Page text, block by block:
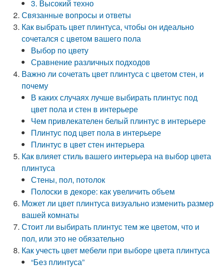
3. Высокий техно
Связанные вопросы и ответы
Как выбрать цвет плинтуса, чтобы он идеально
сочетался с цветом вашего пола
Выбор по цвету
Сравнение различных подходов
Важно ли сочетать цвет плинтуса с цветом стен, и
почему
В каких случаях лучше выбирать плинтус под
цвет пола и стен в интерьере
Чем привлекателен белый плинтус в интерьере
Плинтус под цвет пола в интерьере
Плинтус в цвет стен интерьера
Как влияет стиль вашего интерьера на выбор цвета
плинтуса
Стены, пол, потолок
Полоски в декоре: как увеличить объем
Может ли цвет плинтуса визуально изменить размер
вашей комнаты
Стоит ли выбирать плинтус тем же цветом, что и
пол, или это не обязательно
Как учесть цвет мебели при выборе цвета плинтуса
“Без плинтуса”